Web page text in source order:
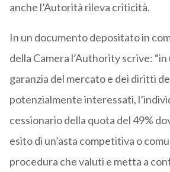
anche l’Autorità rileva criticità.
In un documento depositato in
della Camera l’Authority scrive:
garanzia del mercato e dei diritti
potenzialmente interessati,
cessionario della quota del 49%
esito di un’asta competitiva o
procedura che valuti e metta a